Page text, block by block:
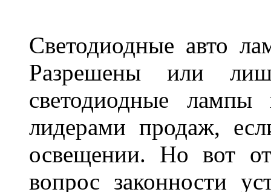
Светодиодные авто
Разрешены или
светодиодные лампы
лидерами продаж,
освещении. Но вот
вопрос законности